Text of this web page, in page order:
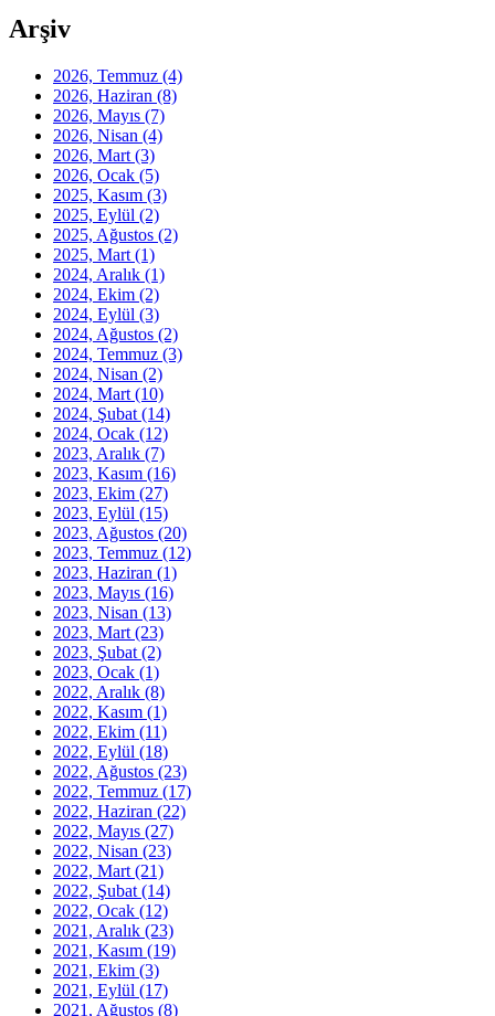
Arşiv
2026, Temmuz (4)
2026, Haziran (8)
2026, Mayıs (7)
2026, Nisan (4)
2026, Mart (3)
2026, Ocak (5)
2025, Kasım (3)
2025, Eylül (2)
2025, Ağustos (2)
2025, Mart (1)
2024, Aralık (1)
2024, Ekim (2)
2024, Eylül (3)
2024, Ağustos (2)
2024, Temmuz (3)
2024, Nisan (2)
2024, Mart (10)
2024, Şubat (14)
2024, Ocak (12)
2023, Aralık (7)
2023, Kasım (16)
2023, Ekim (27)
2023, Eylül (15)
2023, Ağustos (20)
2023, Temmuz (12)
2023, Haziran (1)
2023, Mayıs (16)
2023, Nisan (13)
2023, Mart (23)
2023, Şubat (2)
2023, Ocak (1)
2022, Aralık (8)
2022, Kasım (1)
2022, Ekim (11)
2022, Eylül (18)
2022, Ağustos (23)
2022, Temmuz (17)
2022, Haziran (22)
2022, Mayıs (27)
2022, Nisan (23)
2022, Mart (21)
2022, Şubat (14)
2022, Ocak (12)
2021, Aralık (23)
2021, Kasım (19)
2021, Ekim (3)
2021, Eylül (17)
2021, Ağustos (8)